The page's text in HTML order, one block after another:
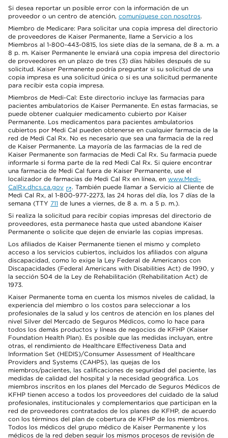
Si desea reportar un posible error con la información de un
proveedor o un centro de atención, comuníquese con nosotros.
Miembro de Medicare: Para solicitar una copia impresa del directorio
de proveedores de Kaiser Permanente, llame a Servicio a los
Miembros al 1-800-443-0815, los siete días de la semana, de 8 a. m. a
8 p. m. Kaiser Permanente le enviará una copia impresa del directorio
de proveedores en un plazo de tres (3) días hábiles después de su
solicitud. Kaiser Permanente podría preguntar si su solicitud de una
copia impresa es una solicitud única o si es una solicitud permanente
para recibir esta copia impresa.
Miembros de Medi-Cal: Este directorio incluye las farmacias para
pacientes ambulatorios de Kaiser Permanente. En estas farmacias, se
puede obtener cualquier medicamento cubierto por Kaiser
Permanente. Los medicamentos para pacientes ambulatorios
cubiertos por Medi Cal pueden obtenerse en cualquier farmacia de la
red de Medi Cal Rx. No es necesario que sea una farmacia de la red
de Kaiser Permanente. La mayoría de las farmacias de la red de
Kaiser Permanente son farmacias de Medi Cal Rx. Su farmacia puede
informarle si forma parte de la red Medi Cal Rx. Si quiere encontrar
una farmacia de Medi Cal fuera de Kaiser Permanente, use el
localizador de farmacias de Medi Cal Rx en línea, en www.Medi-
CalRx.dhcs.ca.gov
. También puede llamar a Servicio al Cliente de
Medi Cal Rx, al 1-800-977-2273, las 24 horas del día, los 7 días de la
semana (TTY 711 de lunes a viernes, de 8 a. m. a 5 p. m.).
Si realiza la solicitud para recibir copias impresas del directorio de
proveedores, esta permanece hasta que usted abandone Kaiser
Permanente o solicite que dejen de enviarle las copias impresas.
Los afiliados de Kaiser Permanente tienen el mismo y completo
acceso a los servicios cubiertos, incluidos los afiliados con alguna
discapacidad, como lo exige la Ley Federal de Americanos con
Discapacidades (Federal Americans with Disabilities Act) de 1990, y
la sección 504 de la Ley de Rehabilitación (Rehabilitation Act) de
1973.
Kaiser Permanente toma en cuenta los mismos niveles de calidad, la
experiencia del miembro o los costos para seleccionar a los
profesionales de la salud y los centros de atención en los planes del
nivel Silver del Mercado de Seguros Médicos, como lo hace para
todos los demás productos y líneas de negocios de KFHP (Kaiser
Foundation Health Plan). Es posible que las medidas incluyan, entre
otras, el rendimiento de Healthcare Effectiveness Data and
Information Set (HEDIS)/Consumer Assessment of Healthcare
Providers and Systems (CAHPS), las quejas de los
miembros/pacientes, las calificaciones de seguridad del paciente, las
medidas de calidad del hospital y la necesidad geográfica. Los
miembros inscritos en los planes del Mercado de Seguros Médicos de
KFHP tienen acceso a todos los proveedores del cuidado de la salud
profesionales, institucionales y complementarios que participan en la
red de proveedores contratados de los planes de KFHP, de acuerdo
con los términos del plan de cobertura de KFHP de los miembros.
Todos los médicos del grupo médico de Kaiser Permanente y los
médicos de la red deben seguir los mismos procesos de revisión de